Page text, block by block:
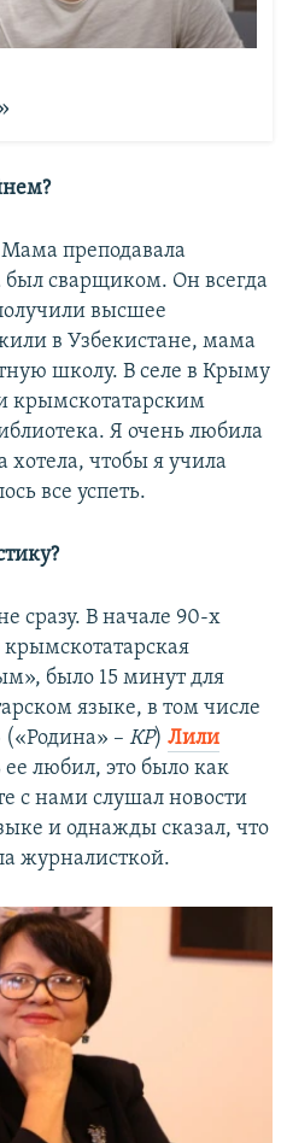
преподавала
сварщиком. Он всегда
высшее
в Узбекистане, мама
школу. В селе в Крыму
крымскотатарским
Я очень любила
хотела, чтобы я учила
все успеть.
сразу. В начале 90-х
крымскотатарская
было 15 минут для
языке, в том числе
– КР) Лили
любил, это было как
с нами слушал новости
и однажды сказал, что
журналисткой.